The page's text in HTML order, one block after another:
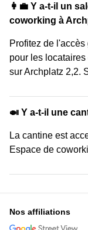
👩‍💼 Y a-t-il un
coworking à
Profitez de
pour les
sur Archplatz 2,2.
🍛 Y a-t-il une
La cantine est
Espace de
Nos affiliations